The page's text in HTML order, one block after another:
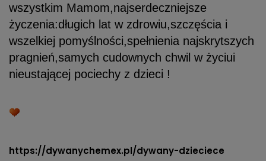
wszystkim Mamom,najserdeczniejsze
życzenia:długich lat w zdrowiu,szczęścia i
wszelkiej pomyślności,spełnienia najskrytszych
pragnień,samych cudownych chwil w życiui
nieustającej pociechy z dzieci !
https://dywanychemex.pl/dywany-dzieciece